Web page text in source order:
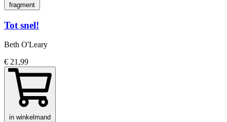
fragment
Tot snel!
Beth O'Leary
€ 21,99
in winkelmand